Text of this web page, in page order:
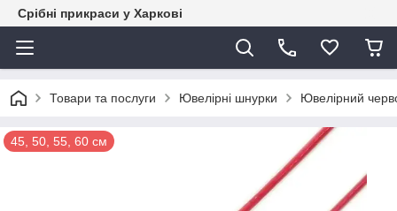
Срібні прикраси у Харкові
Товари та послуги Ювелірні шнурки Ювелірний
45, 50, 55, 60 см